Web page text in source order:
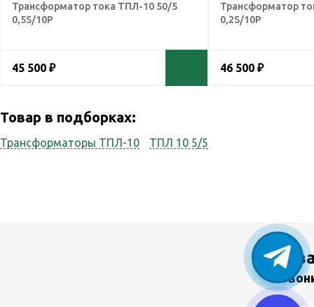
Трансформатор тока ТПЛ-10 50/5
0,5S/10Р
45 500 ₽
Трансформатор
0,2S/10Р
46 500 ₽
Товар в подборках:
Трансформаторы ТПЛ-10 ТПЛ 10 5/5
У